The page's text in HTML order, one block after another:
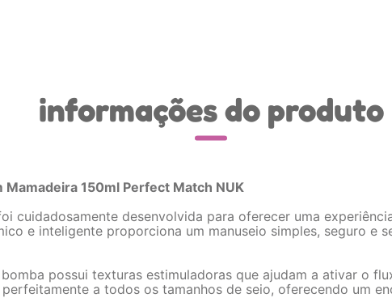
informações do produto
150ml Perfect Match NUK
cuidadosamente desenvolvida para oferecer uma
e inteligente proporciona um manuseio simples, seguro e
possui texturas estimuladoras que ajudam a ativar o
a todos os tamanhos de seio, oferecendo um